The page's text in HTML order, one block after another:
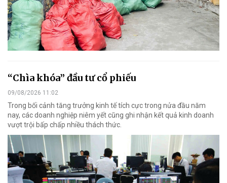
“Chìa khóa” đầu tư cổ phiếu
09/08/2026 11:02
Trong bối cảnh tăng trưởng kinh tế tích cực trong nửa đầu năm
nay, các doanh nghiệp niêm yết cũng ghi nhận kết quả kinh doanh
vượt trội bấp chấp nhiều thách thức.